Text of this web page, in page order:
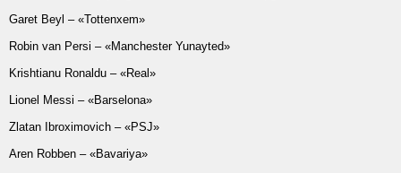
Garet Beyl – «Tottenxem»
Robin van Persi – «Manchester Yunayted»
Krishtianu Ronaldu – «Real»
Lionel Messi – «Barselona»
Zlatan Ibroximovich – «PSJ»
Aren Robben – «Bavariya»